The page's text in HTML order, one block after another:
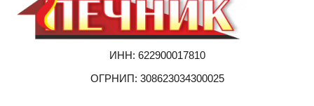
ИНН: 622900017810
ОГРНИП: 308623034300025